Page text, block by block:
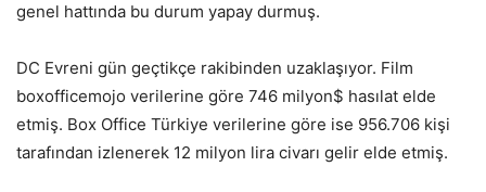
genel hattında bu durum yapay durmuş.
DC Evreni gün geçtikçe rakibinden uzaklaşıyor. Film
boxofficemojo verilerine göre 746 milyon$ hasılat elde
etmiş. Box Office Türkiye verilerine göre ise 956.706 kişi
tarafından izlenerek 12 milyon lira civarı gelir elde etmiş.